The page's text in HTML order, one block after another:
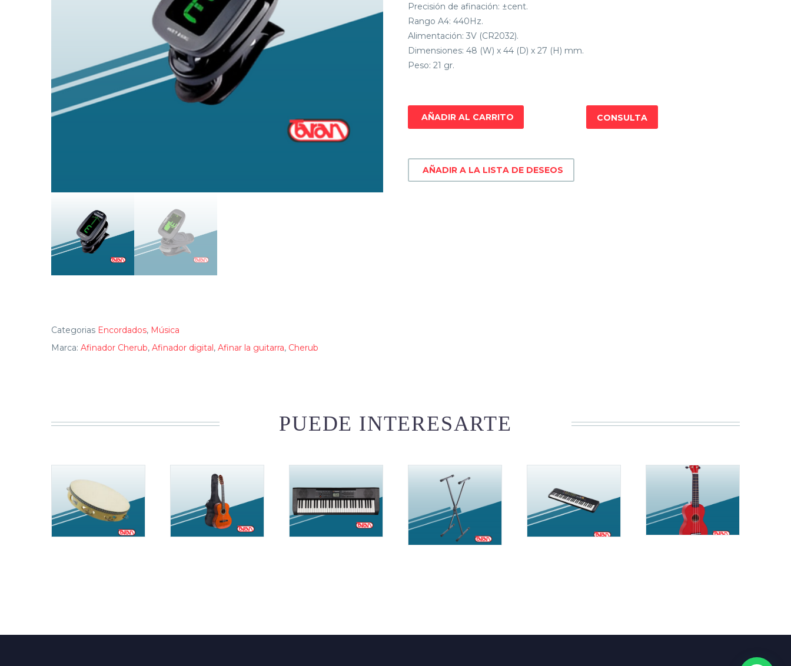
Precisión de afinación: ±cent.
Rango A4: 440Hz.
Alimentación: 3V (CR2032).
Dimensiones: 48 (W) x 44 (D) x 27 (H) mm.
Peso: 21 gr.
AÑADIR AL CARRITO
AÑADIR A LA LISTA DE DESEOS
CONSULTA
Categorias Encordados, Música
Marca: Afinador Cherub, Afinador digital, Afinar la guitarra, Cherub
PUEDE INTERESARTE